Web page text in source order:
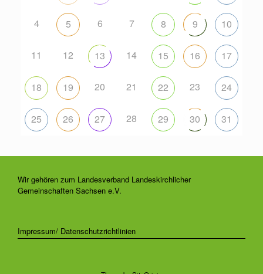
4 5 6 7 8 9 10
11 12 13 14 15 16 17
18 19 20 21 22 23 24
25 26 27 28 29 30 31
Wir gehören zum Landesverband Landeskirchlicher
Gemeinschaften Sachsen e.V.
Impressum/ Datenschutzrichtlinien